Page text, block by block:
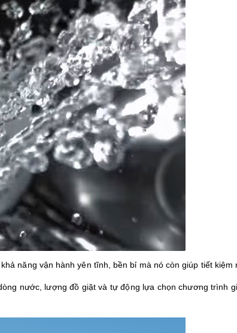
năng vận hành yên tĩnh, bền bỉ mà nó còn giúp tiết kiệm
nước, lượng đồ giặt và tự động lựa chọn chương trình